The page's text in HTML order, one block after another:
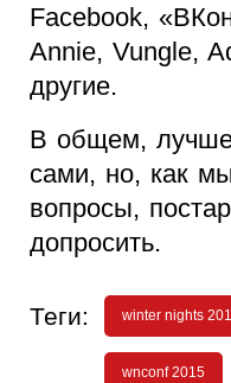
Facebook,
Annie, Vungle,
другие.
В общем,
сами, но, как
вопросы,
допросить.
Теги: winter nights
wnconf 2015